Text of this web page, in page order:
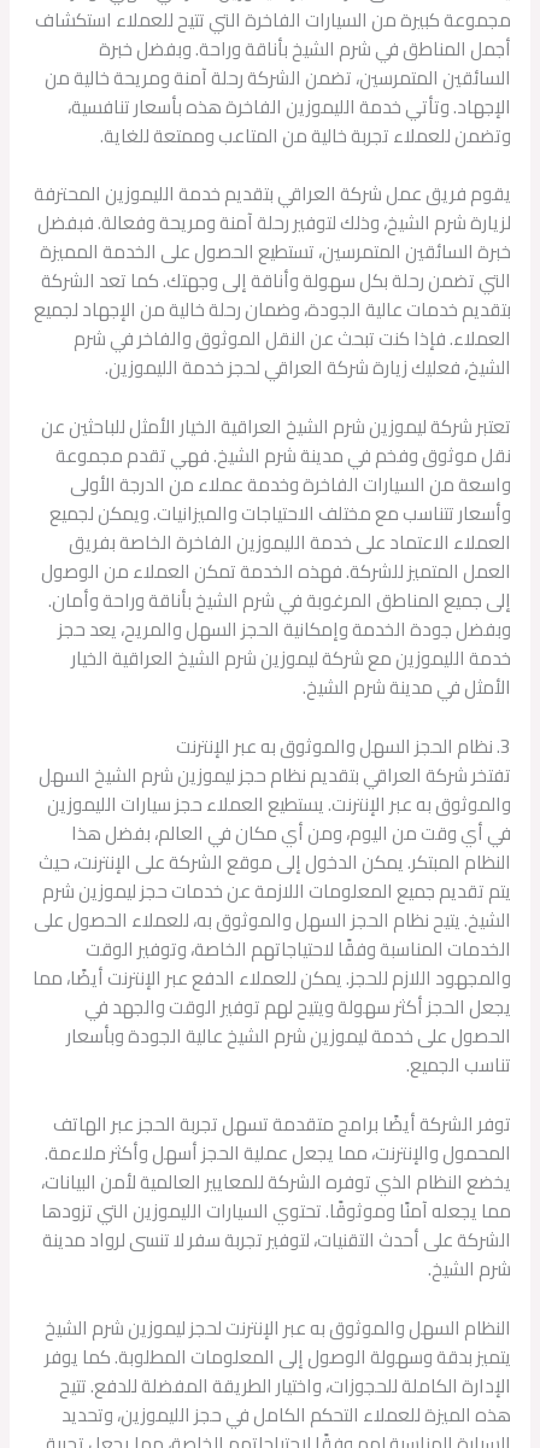
مجموعة كبيرة من السيارات الفاخرة التي تتيح للعملاء استكشاف
أجمل المناطق في شرم الشيخ بأناقة وراحة. وبفضل خبرة
السائقين المتمرسين، تضمن الشركة رحلة آمنة ومريحة خالية من
الإجهاد. وتأتي خدمة الليموزين الفاخرة هذه بأسعار تنافسية،
وتضمن للعملاء تجربة خالية من المتاعب وممتعة للغاية.
يقوم فريق عمل شركة العراقي بتقديم خدمة الليموزين المحترفة
لزيارة شرم الشيخ، وذلك لتوفير رحلة آمنة ومريحة وفعالة. فبفضل
خبرة السائقين المتمرسين، تستطيع الحصول على الخدمة المميزة
التي تضمن رحلة بكل سهولة وأناقة إلى وجهتك. كما تعد الشركة
بتقديم خدمات عالية الجودة، وضمان رحلة خالية من الإجهاد لجميع
العملاء. فإذا كنت تبحث عن النقل الموثوق والفاخر في شرم
الشيخ، فعليك زيارة شركة العراقي لحجز خدمة الليموزين.
تعتبر شركة ليموزين شرم الشيخ العراقية الخيار الأمثل للباحثين عن
نقل موثوق وفخم في مدينة شرم الشيخ. فهي تقدم مجموعة
واسعة من السيارات الفاخرة وخدمة عملاء من الدرجة الأولى
وأسعار تتناسب مع مختلف الاحتياجات والميزانيات. ويمكن لجميع
العملاء الاعتماد على خدمة الليموزين الفاخرة الخاصة بفريق
العمل المتميز للشركة. فهذه الخدمة تمكن العملاء من الوصول
إلى جميع المناطق المرغوبة في شرم الشيخ بأناقة وراحة وأمان.
وبفضل جودة الخدمة وإمكانية الحجز السهل والمريح، يعد حجز
خدمة الليموزين مع شركة ليموزين شرم الشيخ العراقية الخيار
الأمثل في مدينة شرم الشيخ.
3. نظام الحجز السهل والموثوق به عبر الإنترنت
تفتخر شركة العراقي بتقديم نظام حجز ليموزين شرم الشيخ السهل
والموثوق به عبر الإنترنت. يستطيع العملاء حجز سيارات الليموزين
في أي وقت من اليوم، ومن أي مكان في العالم، بفضل هذا
النظام المبتكر. يمكن الدخول إلى موقع الشركة على الإنترنت، حيث
يتم تقديم جميع المعلومات اللازمة عن خدمات حجز ليموزين شرم
الشيخ. يتيح نظام الحجز السهل والموثوق به، للعملاء الحصول على
الخدمات المناسبة وفقًا لاحتياجاتهم الخاصة، وتوفير الوقت
والمجهود اللازم للحجز. يمكن للعملاء الدفع عبر الإنترنت أيضًا، مما
يجعل الحجز أكثر سهولة ويتيح لهم توفير الوقت والجهد في
الحصول على خدمة ليموزين شرم الشيخ عالية الجودة وبأسعار
تناسب الجميع.
توفر الشركة أيضًا برامج متقدمة تسهل تجربة الحجز عبر الهاتف
المحمول والإنترنت، مما يجعل عملية الحجز أسهل وأكثر ملاءمة.
يخضع النظام الذي توفره الشركة للمعايير العالمية لأمن البيانات،
مما يجعله آمنًا وموثوقًا. تحتوي السيارات الليموزين التي تزودها
الشركة على أحدث التقنيات، لتوفير تجربة سفر لا تنسى لرواد مدينة
شرم الشيخ.
النظام السهل والموثوق به عبر الإنترنت لحجز ليموزين شرم الشيخ
يتميز بدقة وسهولة الوصول إلى المعلومات المطلوبة. كما يوفر
الإدارة الكاملة للحجوزات، واختيار الطريقة المفضلة للدفع. تتيح
هذه الميزة للعملاء التحكم الكامل في حجز الليموزين، وتحديد